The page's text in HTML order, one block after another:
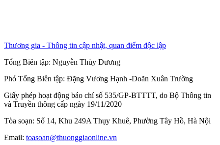
Thương gia - Thông tin cập nhật, quan điểm độc lập
Tổng Biên tập: Nguyễn Thùy Dương
Phó Tổng Biên tập: Đặng Vương Hạnh -Doãn Xuân Trường
Giấy phép hoạt động báo chí số 535/GP-BTTTT, do Bộ Thông tin
và Truyền thông cấp ngày 19/11/2020
Tòa soạn: Số 14, Khu 249A Thụy Khuê, Phường Tây Hồ, Hà Nội
Email: toasoan@thuonggiaonline.vn